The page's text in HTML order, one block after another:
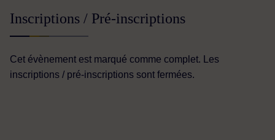
Inscriptions / Pré-inscriptions
Cet évènement est marqué comme complet. Les
inscriptions / pré-inscriptions sont fermées.